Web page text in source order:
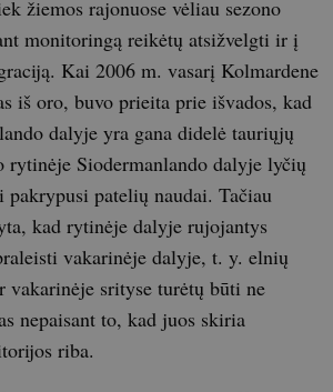
žiemos rajonuose vėliau sezono
monitoringą reikėtų atsižvelgti ir į
Kai 2006 m. vasarį Kolmardene
iš oro, buvo prieita prie išvados, kad
dalyje yra gana didelė tauriųjų
rytinėje Siodermanlando dalyje lyčių
pakrypusi patelių naudai. Tačiau
kad rytinėje dalyje rujojantys
vakarinėje dalyje, t. y. elnių
vakarinėje srityse turėtų būti ne
nepaisant to, kad juos skiria
riba.